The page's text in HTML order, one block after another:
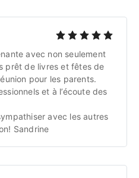
avec non seulement
prêt de livres et fêtes de
pour les parents.
et à l’écoute des
avec les autres
Sandrine